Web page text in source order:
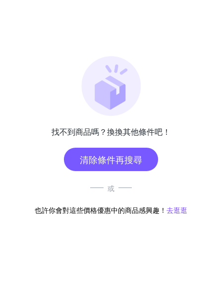
找不到商品嗎？換換其他條件吧！
清除條件再搜尋
或
也許你會對這些價格優惠中的商品感興趣！ 去逛逛